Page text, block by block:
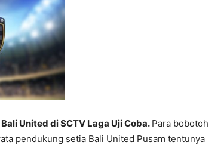
United di SCTV Laga Uji Coba. Para bobotoh
pendukung setia Bali United Pusam tentunya